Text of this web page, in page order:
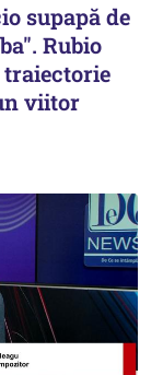
supapă de
Rubio
traiectorie
viitor